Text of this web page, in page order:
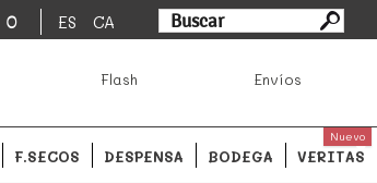
0 ES CA
Flash Envíos
F.SECOS DESPENSA BODEGA VERITAS
Nuevo